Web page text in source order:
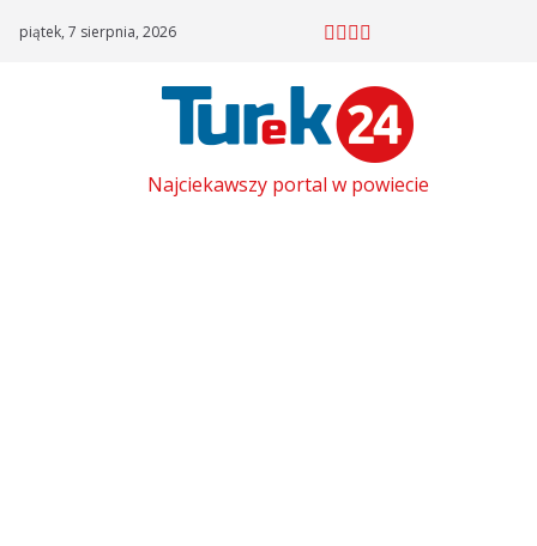
piątek, 7 sierpnia, 2026
Najciekawszy portal w powiecie